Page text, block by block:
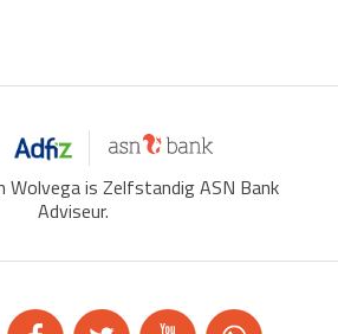
Wolvega is Zelfstandig ASN Bank
Adviseur.